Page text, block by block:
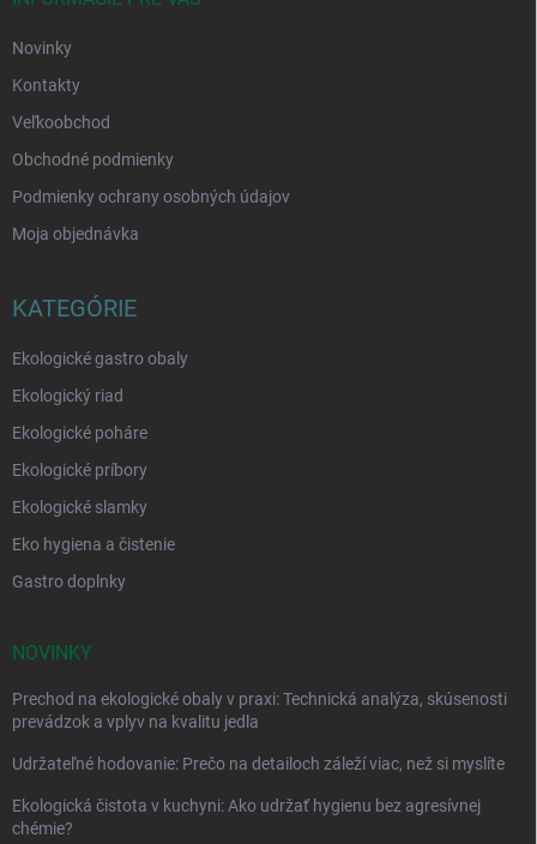
Novinky
Kontakty
Veľkoobchod
Obchodné podmienky
Podmienky ochrany osobných údajov
Moja objednávka
KATEGÓRIE
Ekologické gastro obaly
Ekologický riad
Ekologické poháre
Ekologické príbory
Ekologické slamky
Eko hygiena a čistenie
Gastro doplnky
NOVINKY
Prechod na ekologické obaly v praxi: Technická analýza, skúsenosti
prevádzok a vplyv na kvalitu jedla
Udržateľné hodovanie: Prečo na detailoch záleží viac, než si myslíte
Ekologická čistota v kuchyni: Ako udržať hygienu bez agresívnej
chémie?